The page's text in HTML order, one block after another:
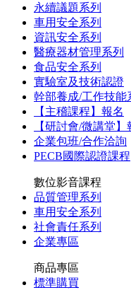
永續議題系列
車用安全系列
資訊安全系列
醫療器材管理系列
食品安全系列
實驗室及技術認證
幹部養成/工作技能
【主稽課程】報名
【研討會/微講堂】
企業包班/合作洽詢
PECB國際認證課程
數位影音課程
品質管理系列
車用安全系列
社會責任系列
企業專區
商品專區
標準購買